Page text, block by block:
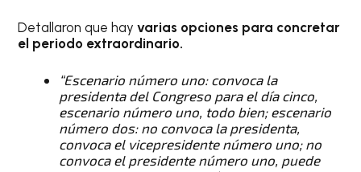
Detallaron que hayvarias opciones para concretar
el periodo extraordinario.
“Escenario número uno: convoca la
presidenta del Congreso para el día cinco,
escenario número uno, todo bien; escenario
número dos: no convoca la presidenta,
convoca el vicepresidente número uno; no
convoca el presidente número uno, puede